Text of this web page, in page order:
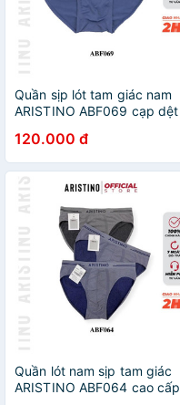
Quần sịp lót tam giác nam
ARISTINO ABF069 cạp dệt
thoáng mát kháng khuẩn
thấm hút mồ hôi
120.000 đ
Quần lót nam sịp tam giác
ARISTINO ABF064 cao cấp